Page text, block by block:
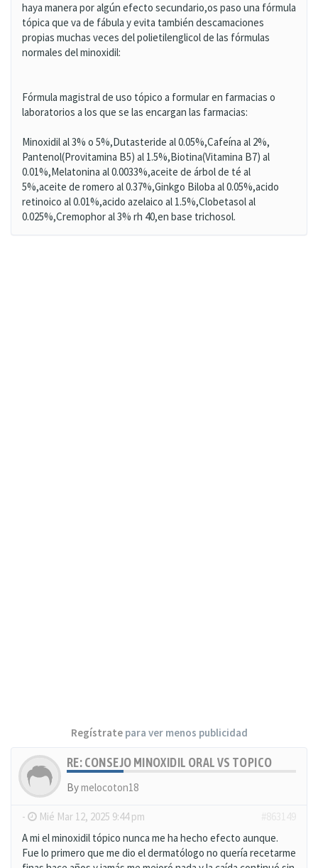
haya manera por algún efecto secundario,os paso una fórmula
tópica que va de fábula y evita también descamaciones
propias muchas veces del polietilenglicol de las fórmulas
normales del minoxidil:
Fórmula magistral de uso tópico a formular en farmacias o
laboratorios a los que se las encargan las farmacias:
Minoxidil al 3% o 5%,Dutasteride al 0.05%,Cafeína al 2%,
Pantenol(Provitamina B5) al 1.5%,Biotina(Vitamina B7) al
0.01%,Melatonina al 0.0033%,aceite de árbol de té al
5%,aceite de romero al 0.37%,Ginkgo Biloba al 0.05%,acido
retinoico al 0.01%,acido azelaico al 1.5%,Clobetasol al
0.025%,Cremophor al 3% rh 40,en base trichosol.
Regístratepara ver menos publicidad
RE: CONSEJO MINOXIDIL ORAL VS TOPICO
Bymelocoton18
- Mié Mar 12, 2025 9:44 pm
A mi el minoxidil tópico nunca me ha hecho efecto aunque.
Fue lo primero que me dio el dermatólogo no quería recetarme